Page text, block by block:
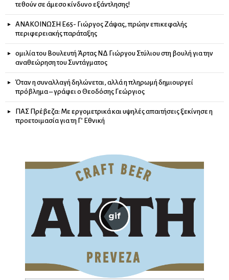
τεθούν σε άμεσο κίνδυνο εξάντλησης!
ΑΝΑΚΟΙΝΩΣΗ Ε65- Γιώργος Ζάψας, πρώην επικεφαλής
περιφερειακής παράταξης
ομιλία του Βουλευτή Άρτας ΝΔ Γιώργου Στύλιου στη βουλή για την
αναθεώρηση του Συντάγματος
Όταν η συναλλαγή δηλώνεται, αλλά η πληρωμή δημιουργεί
πρόβλημα – γράφει ο Θεοδόσης Γεώργιος
ΠΑΣ Πρέβεζα: Με εργομετρικά και υψηλές απαιτήσεις ξεκίνησε η
προετοιμασία για τη Γ’ Εθνική